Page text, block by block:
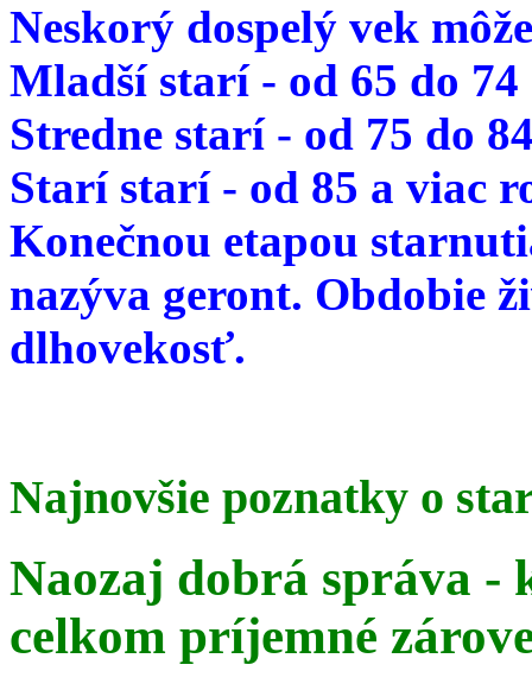
Neskorý dospelý vek
Mladší starí - od 65 do
Stredne starí - od 75 do
Starí starí - od 85 a viac
Konečnou etapou
nazýva geront. Obdobie
dlhovekosť.
Najnovšie poznatky o
Naozaj dobrá správa -
celkom príjemné